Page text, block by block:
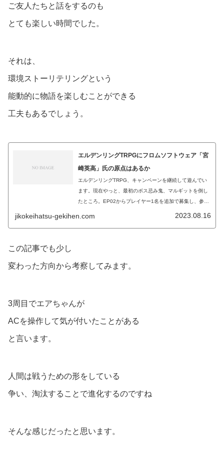
ご友人たちと話をするのも
とても楽しい時間でした。
それは、
環境ストーリテリングという
能動的に物語を楽しむことができる
工夫もあるでしょう。
エルデンリングTRPGにフロムソフトウェア「宮
崎英高」氏の原点はあるか
エルデンリングTRPG、キャンペーンを継続して遊んでい
ます。現在やっと、最初のボス忌み鬼、マルギットを倒し
たところ。EP02からプレイヤー1名を追加で募集し、参加
プレイヤーは4名となりました。まだまだ先は長いです。
jikokeihatsu-gekihen.com 2023.08.16
この記事でも少し
変わった方向から考察してみます。
3周目でエアちゃんが
ACを操作して気が付いたことがある
と言います。
人間は戦うための形をしている
争い、淘汰することで進化するのですね
そんな感じだったと思います。